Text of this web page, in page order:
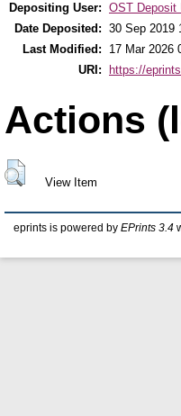
Depositing User: OST Deposit
Date Deposited: 30 Sep 2019
Last Modified:
17 Mar 2026
URI:
https://
Actions
View Item
eprints is powered by EPrints 3.4